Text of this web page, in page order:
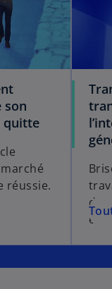
son
quitte
réussie.
des
et